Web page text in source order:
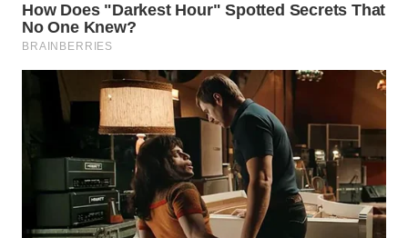
WN
NATUNA
WN
BINTAN
WN
MANDALIKA
WN